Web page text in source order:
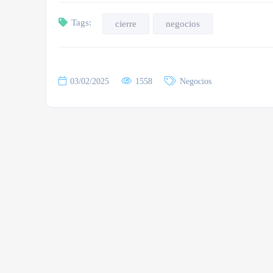
Tags: cierre negocios
03/02/2025 1558 Negocios